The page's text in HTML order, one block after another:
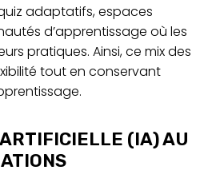
adaptatifs, espaces
d’apprentissage où les
pratiques. Ainsi, ce mix des
tout en conservant
(IA) AU